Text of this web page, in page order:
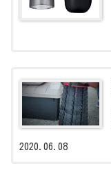
2020.06.08